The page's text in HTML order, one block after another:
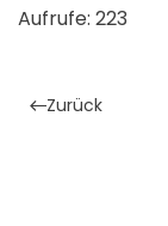
Aufrufe: 223
Zurück